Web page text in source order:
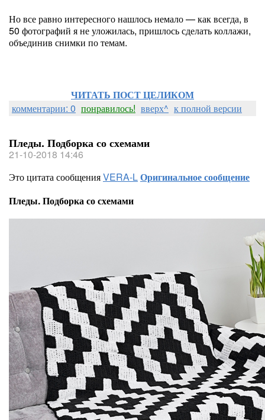
Но все равно интересного нашлось немало — как всегда, в
50 фотографий я не уложилась, пришлось сделать коллажи,
объединив снимки по темам.
ЧИТАТЬ ПОСТ ЦЕЛИКОМ
комментарии: 0 понравилось! вверх^ к полной версии
Пледы. Подборка со схемами
21-10-2018 14:46
Это цитата сообщенияVERA-LОригинальное сообщение
Пледы. Подборка со схемами